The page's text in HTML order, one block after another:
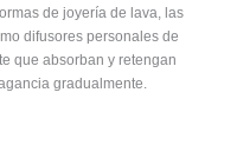
de joyería de lava, las
difusores personales de
que absorban y retengan
gradualmente.